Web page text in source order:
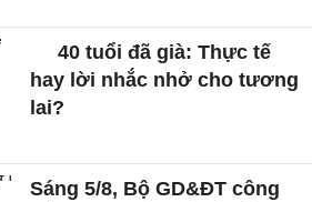
40 tuổi đã già: Thực tế
hay lời nhắc nhở cho tương
lai?
Sáng 5/8, Bộ GD&ĐT công